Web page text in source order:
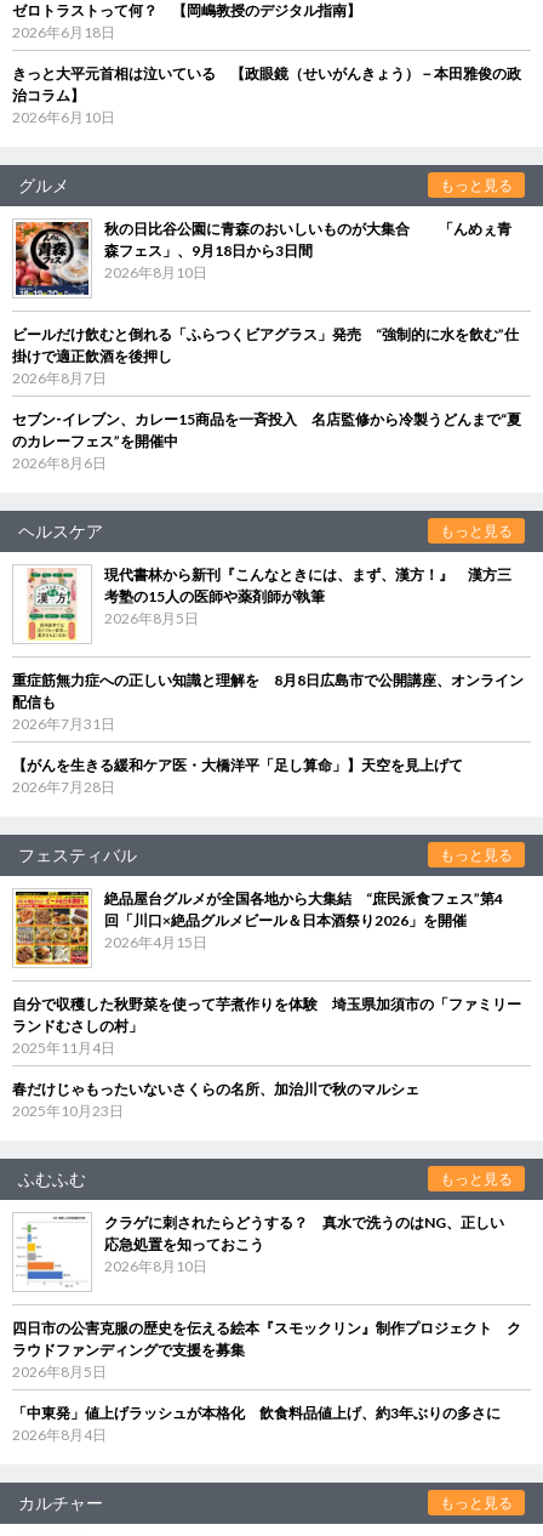
ゼロトラストって何？ 【岡嶋教授のデジタル指南】
2026年6月18日
きっと大平元首相は泣いている 【政眼鏡（せいがんきょう）－本田雅俊の政
治コラム】
2026年6月10日
グルメ もっと見る
秋の日比谷公園に青森のおいしいものが大集合 「んめぇ青
森フェス」、9月18日から3日間
2026年8月10日
ビールだけ飲むと倒れる「ふらつくビアグラス」発売 “強制的に水を飲む”仕
掛けで適正飲酒を後押し
2026年8月7日
セブン‐イレブン、カレー15商品を一斉投入 名店監修から冷製うどんまで“夏
のカレーフェス”を開催中
2026年8月6日
ヘルスケア もっと見る
現代書林から新刊『こんなときには、まず、漢方！』 漢方三
考塾の15人の医師や薬剤師が執筆
2026年8月5日
重症筋無力症への正しい知識と理解を 8月8日広島市で公開講座、オンライン
配信も
2026年7月31日
【がんを生きる緩和ケア医・大橋洋平「足し算命」】天空を見上げて
2026年7月28日
フェスティバル もっと見る
絶品屋台グルメが全国各地から大集結 “庶民派食フェス”第4
回「川口×絶品グルメビール＆日本酒祭り2026」を開催
2026年4月15日
自分で収穫した秋野菜を使って芋煮作りを体験 埼玉県加須市の「ファミリー
ランドむさしの村」
2025年11月4日
春だけじゃもったいないさくらの名所、加治川で秋のマルシェ
2025年10月23日
ふむふむ もっと見る
クラゲに刺されたらどうする？ 真水で洗うのはNG、正しい
応急処置を知っておこう
2026年8月10日
四日市の公害克服の歴史を伝える絵本『スモックリン』制作プロジェクト ク
ラウドファンディングで支援を募集
2026年8月5日
「中東発」値上げラッシュが本格化 飲食料品値上げ、約3年ぶりの多さに
2026年8月4日
カルチャー もっと見る